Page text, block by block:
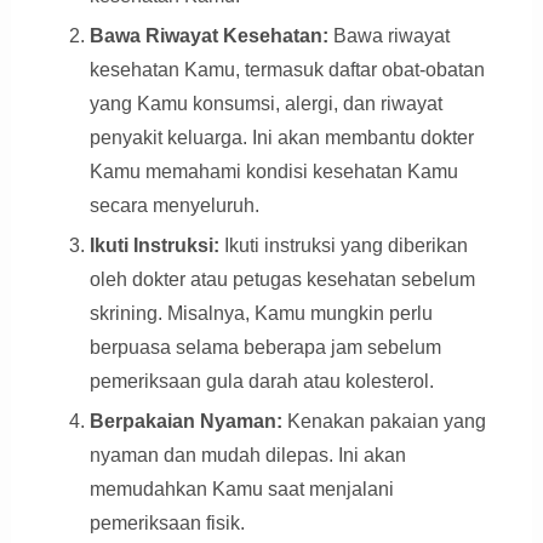
Bawa Riwayat Kesehatan: Bawa riwayat
kesehatan Kamu, termasuk daftar obat-obatan
yang Kamu konsumsi, alergi, dan riwayat
penyakit keluarga. Ini akan membantu dokter
Kamu memahami kondisi kesehatan Kamu
secara menyeluruh.
Ikuti Instruksi: Ikuti instruksi yang diberikan
oleh dokter atau petugas kesehatan sebelum
skrining. Misalnya, Kamu mungkin perlu
berpuasa selama beberapa jam sebelum
pemeriksaan gula darah atau kolesterol.
Berpakaian Nyaman: Kenakan pakaian yang
nyaman dan mudah dilepas. Ini akan
memudahkan Kamu saat menjalani
pemeriksaan fisik.